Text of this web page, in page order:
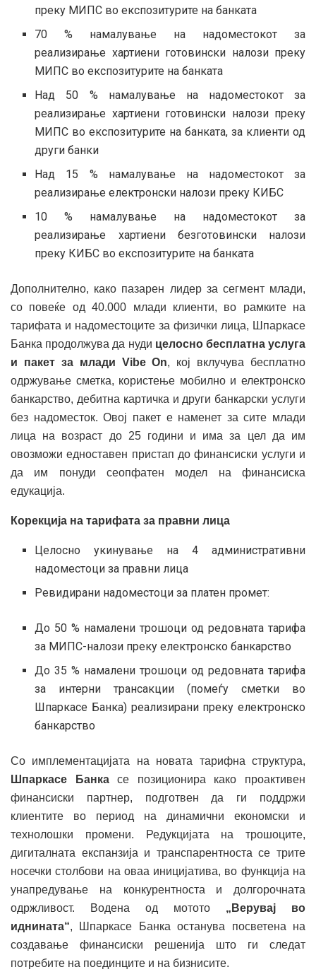
преку МИПС во експозитурите на банката
70 % намалување на надоместокот за
реализирање хартиени готовински налози преку
МИПС во експозитурите на банката
Над 50 % намалување на надоместокот за
реализирање хартиени готовински налози преку
МИПС во експозитурите на банката, за клиенти од
други банки
Над 15 % намалување на надоместокот за
реализирање електронски налози преку КИБС
10 % намалување на надоместокот за
реализирање хартиени безготовински налози
преку КИБС во експозитурите на банката
Дополнително, како пазарен лидер за сегмент млади,
со повеќе од 40.000 млади клиенти, во рамките на
тарифата и надоместоците за физички лица, Шпаркасе
Банка продолжува да нуди целосно бесплатна услуга
и пакет за млади Vibe On, кој вклучува бесплатно
одржување сметка, користење мобилно и електронско
банкарство, дебитна картичка и други банкарски услуги
без надоместок. Овој пакет е наменет за сите млади
лица на возраст до 25 години и има за цел да им
овозможи едноставен пристап до финансиски услуги и
да им понуди сеопфатен модел на финансиска
едукација.
Корекција на тарифата за правни лица
Целосно укинување на 4 административни
надоместоци за правни лица
Ревидирани надоместоци за платен промет:
До 50 % намалени трошоци од редовната тарифа
за МИПС-налози преку електронско банкарство
До 35 % намалени трошоци од редовната тарифа
за интерни трансакции (помеѓу сметки во
Шпаркасе Банка) реализирани преку електронско
банкарство
Со имплементацијата на новата тарифна структура,
Шпаркасе Банкасе позиционира како проактивен
финансиски партнер, подготвен да ги поддржи
клиентите во период на динамични економски и
технолошки промени. Редукцијата на трошоците,
дигиталната експанзија и транспарентноста се трите
носечки столбови на оваа иницијатива, во функција на
унапредување на конкурентноста и долгорочната
одржливост. Водена од мотото „Верувај во
иднината“, Шпаркасе Банка останува посветена на
создавање финансиски решенија што ги следат
потребите на поединците и на бизнисите.